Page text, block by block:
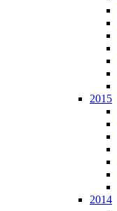
2015
2014